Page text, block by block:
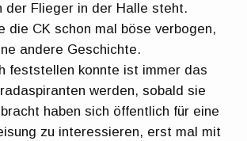
der Flieger in der Halle steht.
die CK schon mal böse verbogen,
andere Geschichte.
feststellen konnte ist immer das
werden, sobald sie
haben sich öffentlich für eine
zu interessieren, erst mal mit